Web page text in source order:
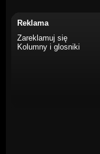
Reklama
Zareklamuj się
Kolumny i glosniki